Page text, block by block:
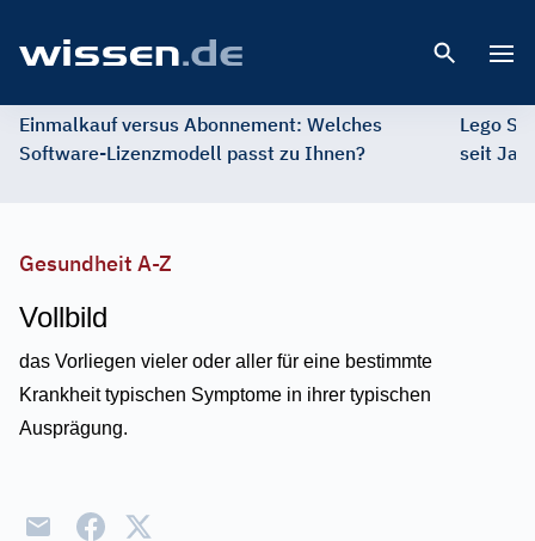
Einmalkauf versus Abonnement: Welches
Software-Lizenzmodell passt zu Ihnen?
Lego
seit
Gesundheit A-Z
Vollbild
das Vorliegen vieler oder aller für eine bestimmte
Krankheit typischen Symptome in ihrer typischen
Ausprägung.